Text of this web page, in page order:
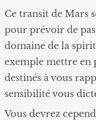
Ce transit de Mars
pour prévoir de
domaine de la
exemple mettre en
destinés à vous
sensibilité vous
Vous devrez